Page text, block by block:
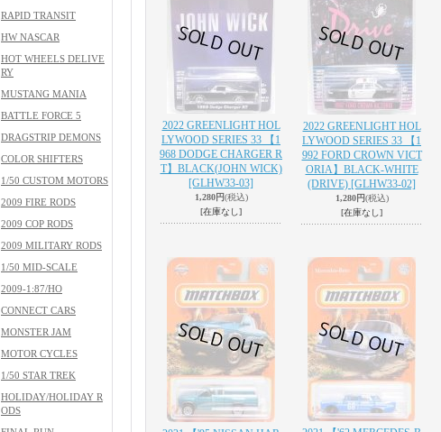
RAPID TRANSIT
HW NASCAR
HOT WHEELS DELIVE
RY
MUSTANG MANIA
BATTLE FORCE 5
DRAGSTRIP DEMONS
COLOR SHIFTERS
1/50 CUSTOM MOTORS
2009 FIRE RODS
2009 COP RODS
2009 MILITARY RODS
1/50 MID-SCALE
2009-1:87/HO
CONNECT CARS
MONSTER JAM
MOTOR CYCLES
1/50 STAR TREK
HOLIDAY/HOLIDAY R
ODS
2022 GREENLIGHT HOL
LYWOOD SERIES 33 【1
968 DODGE CHARGER R
T】BLACK(JOHN WICK)
[GLHW33-03]
1,280円(税込)
[在庫なし]
2022 GREENLIGHT HOL
LYWOOD SERIES 33 【1
992 FORD CROWN VICT
ORIA】BLACK-WHITE
(DRIVE) [GLHW33-02]
1,280円(税込)
[在庫なし]